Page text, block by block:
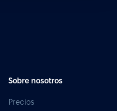
Sobre nosotros
Precios